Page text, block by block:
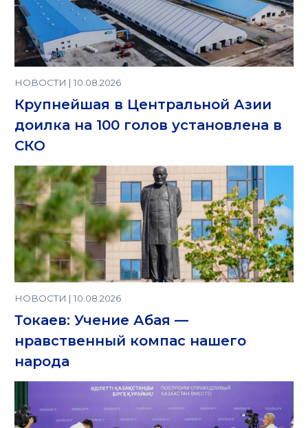
НОВОСТИ | 10.08.2026
Крупнейшая в Центральной Азии
доилка на 100 голов установлена в
СКО
НОВОСТИ | 10.08.2026
Токаев: Учение Абая —
нравственный компас нашего
народа